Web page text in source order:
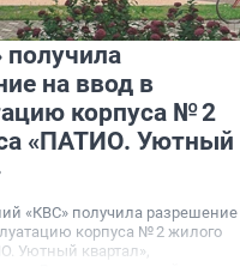
на ввод в
корпуса № 2
«ПАТИО. Уютный
«КВС» получила разрешение
корпуса № 2 жилого
Уютный квартал»,